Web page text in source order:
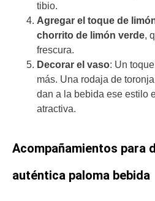
tibio.
Agregar el toque de
chorrito de limón verde,
frescura.
Decorar el vaso: Un
más. Una rodaja de
dan a la bebida ese estilo
atractiva.
Acompañamientos para
auténtica paloma bebida